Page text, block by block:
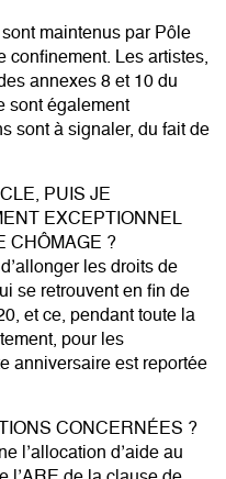
maintenus par Pôle
confinement. Les artistes,
annexes 8 et 10 du
sont également
sont à signaler, du fait de
PUIS JE
EXCEPTIONNEL
CHÔMAGE ?
les droits de
se retrouvent en fin de
et ce, pendant toute la
pour les
anniversaire est reportée
CONCERNÉES ?
l’allocation d’aide au